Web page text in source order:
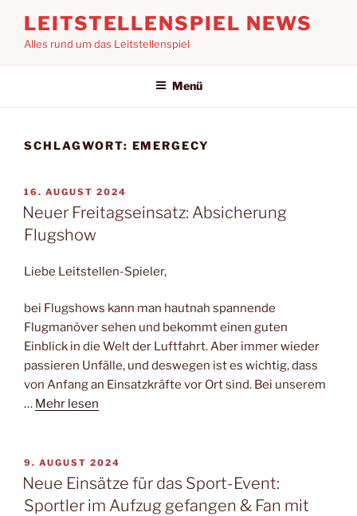
Inhalt
springen
LEITSTELLENSPIEL NEWS
Alles rund um das Leitstellenspiel
Menü
SCHLAGWORT: EMERGECY
VERÖFFENTLICHT
AM
16. AUGUST 2024
Neuer Freitagseinsatz: Absicherung
Flugshow
Liebe Leitstellen-Spieler,
bei Flugshows kann man hautnah spannende
Flugmanöver sehen und bekommt einen guten
Einblick in die Welt der Luftfahrt. Aber immer wieder
passieren Unfälle, und deswegen ist es wichtig, dass
von Anfang an Einsatzkräfte vor Ort sind. Bei unserem
… Mehr lesen
VERÖFFENTLICHT
AM
9. AUGUST 2024
Neue Einsätze für das Sport-Event:
Sportler im Aufzug gefangen & Fan mit